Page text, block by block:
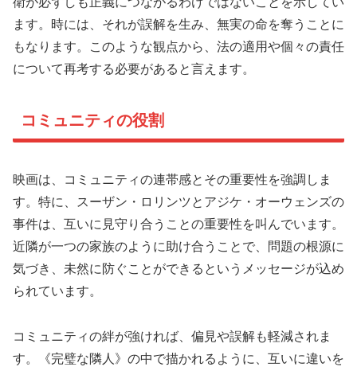
ます。時には、それが誤解を生み、無実の命を奪うことに
もなります。このような観点から、法の適用や個々の責任
について再考する必要があると言えます。
コミュニティの役割
映画は、コミュニティの連帯感とその重要性を強調しま
す。特に、スーザン・ロリンツとアジケ・オーウェンズの
事件は、互いに見守り合うことの重要性を叫んでいます。
近隣が一つの家族のように助け合うことで、問題の根源に
気づき、未然に防ぐことができるというメッセージが込め
られています。
コミュニティの絆が強ければ、偏見や誤解も軽減されま
す。《完璧な隣人》の中で描かれるように、互いに違いを